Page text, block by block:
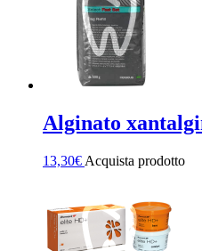
Alginato
13,30€ Acquista prodotto